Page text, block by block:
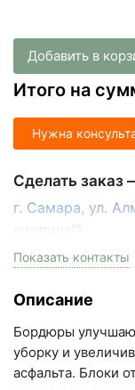
Добавить в
Итого на
Нужна
Сделать заказ
г. Самара, ул.
кирпича")
пн-пт с 9:00 до
+7 (993)
Написать в
Показать контакты
Описание
Бордюры
уборку и
асфальта. Блоки